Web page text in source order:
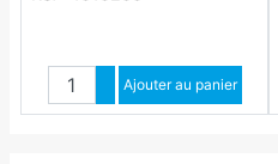
Quantité
Augmenter quantité
Diminuer quantité
Ajouter au panier